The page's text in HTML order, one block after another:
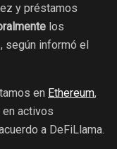
y préstamos
los
según informó el
en Ethereum,
activos
a DeFiLlama.